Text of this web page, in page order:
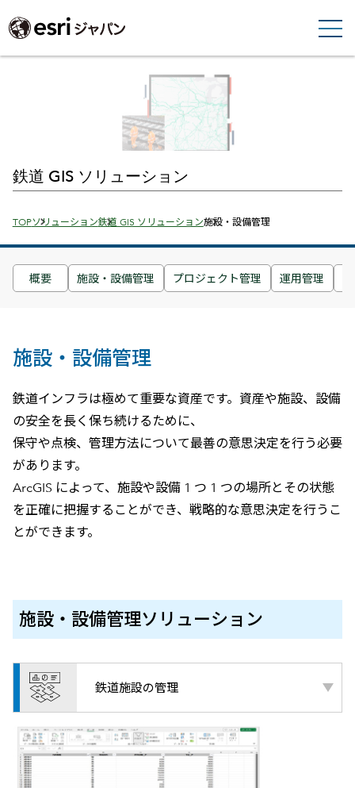
概要 施設・設備管理 プロジェクト管理 運用管理
鉄道 GIS ソリューション
Breadcrumbs
TOPソリューション鉄道 GIS ソリューション施設・設備管理
施設・設備管理
鉄道インフラは極めて重要な資産です。資産や施設、設備
の安全を長く保ち続けるために、
保守や点検、管理方法について最善の意思決定を行う必要
があります。
ArcGIS によって、施設や設備 1 つ 1 つの場所とその状態
を正確に把握することができ、戦略的な意思決定を行うこ
とができます。
施設・設備管理ソリューション
鉄道施設の管理